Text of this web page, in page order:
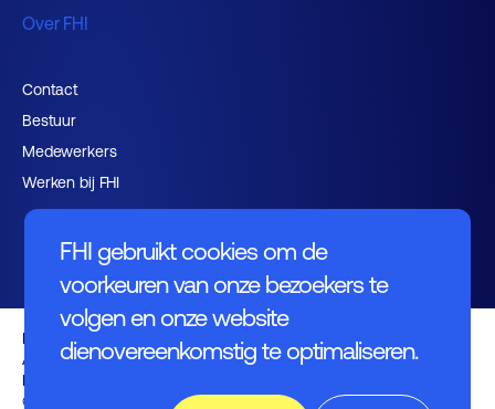
FHI gebruikt cookies om de
voorkeuren van onze bezoekers te
volgen en onze website
dienovereenkomstig te optimaliseren.
Over FHI
Contact
Bestuur
Medewerkers
Werken bij FHI
Privacybeleid
Algemene voorwaarden
Disclaimer
© FHI 2026